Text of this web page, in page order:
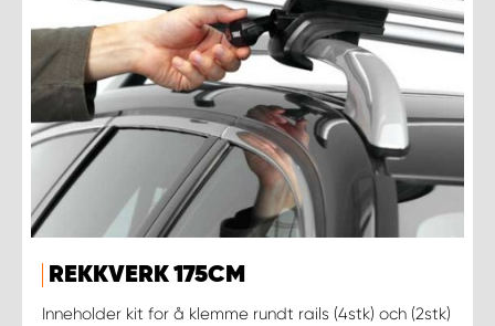
REKKVERK 175CM
Inneholder kit for å klemme rundt rails (4stk) och (2stk)